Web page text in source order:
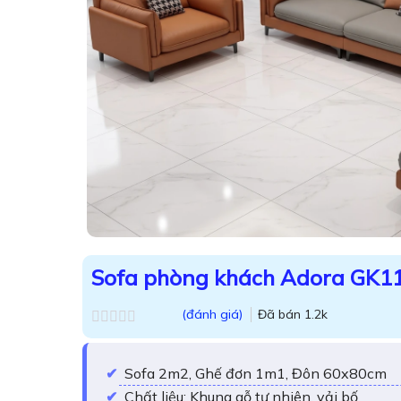
Sofa phòng khách Adora
Được
0.0
(đánh giá) Đã bán 1.2k
Sofa 2m2, Ghế đơn 1m1, Đôn 60x80cm
Chất liệu: Khung gỗ tự nhiên, vải bố